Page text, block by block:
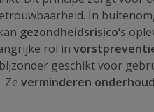
In
gezondheidsrisico’s
rol in
geschikt voor
Ze verminderen onderhoud